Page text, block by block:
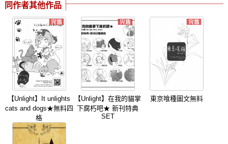
同作者其他作品
【Unlight】It unlights
cats and dogs★無料四
格
【Unlight】在我的貓掌
下腐朽吧★ 新刊特典
SET
東京喰種圖文無料